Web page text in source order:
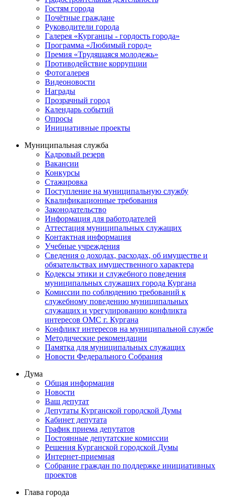
Гостям города
Почётные граждане
Руководители города
Галерея «Курганцы - гордость города»
Программа «Любимый город»
Премия «Трудящаяся молодежь»
Противодействие коррупции
Фотогалерея
Видеоновости
Награды
Прозрачный город
Календарь событий
Опросы
Инициативные проекты
Муниципальная служба
Кадровый резерв
Вакансии
Конкурсы
Стажировка
Поступление на муниципальную службу
Квалификационные требования
Законодательство
Информация для работодателей
Аттестация муниципальных служащих
Контактная информация
Учебные учреждения
Сведения о доходах, расходах, об имуществе и
обязательствах имущественного характера
Кодексы этики и служебного поведения
муниципальных служащих города Кургана
Комиссии по соблюдению требований к
служебному поведению муниципальных
служащих и урегулированию конфликта
интересов ОМС г. Кургана
Конфликт интересов на муниципальной службе
Методические рекомендации
Памятка для муниципальных служащих
Новости Федерального Cобрания
Дума
Общая информация
Новости
Ваш депутат
Депутаты Курганской городской Думы
Кабинет депутата
График приема депутатов
Постоянные депутатские комиссии
Решения Курганской городской Думы
Интернет-приемная
Собрание граждан по поддержке инициативных
проектов
Глава города